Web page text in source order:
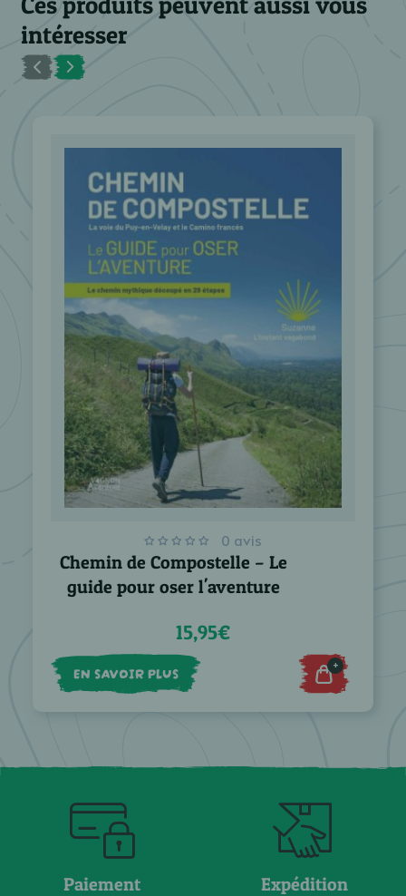
intéresser
0 avis
Chemin de Compostelle – Le
guide pour oser l'aventure
15,95€
EN SAVOIR PLUS +
Paiement
Expédition